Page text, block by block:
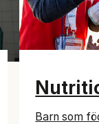
Barn som